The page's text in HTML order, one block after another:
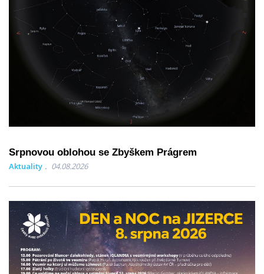
Srpnovou oblohou se Zbyškem Prágrem
Aktuality 04.08.2026